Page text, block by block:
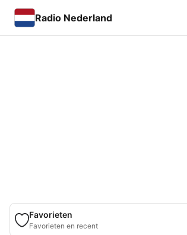
Radio Nederland
Favorieten
Favorieten en recent